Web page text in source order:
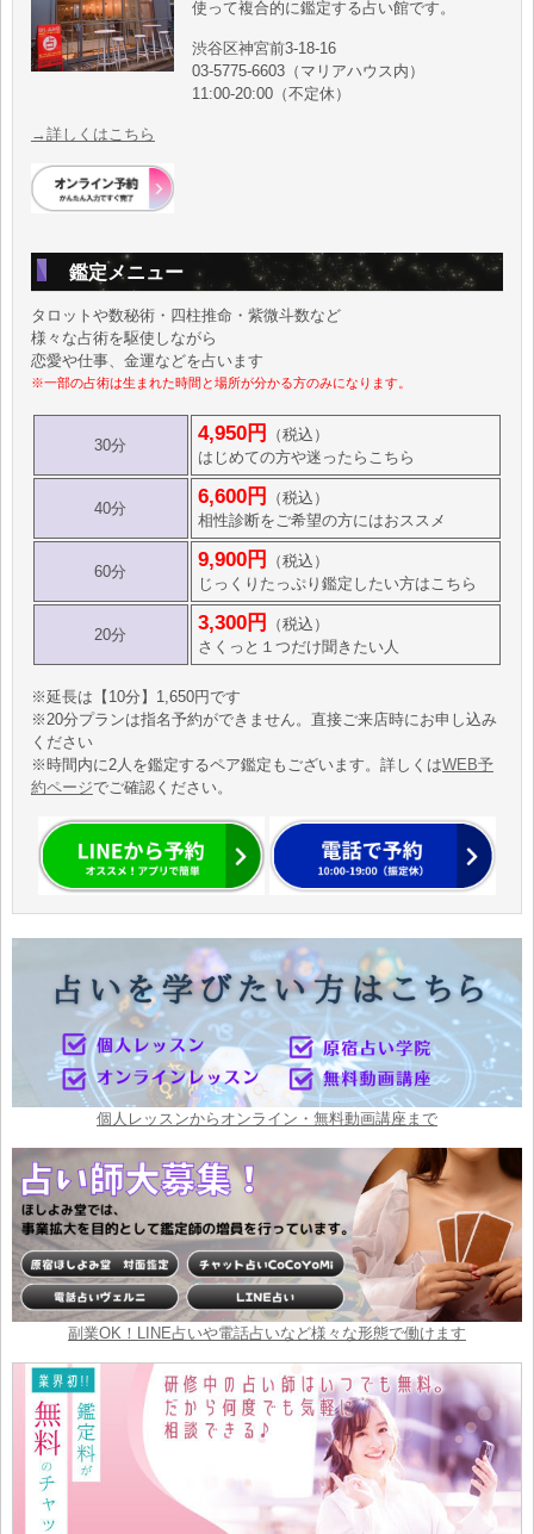
使って複合的に鑑定する占い館です。
渋谷区神宮前3-18-16
03-5775-6603（マリアハウス内）
11:00-20:00（不定休）
→詳しくはこちら
鑑定メニュー
タロットや数秘術・四柱推命・紫微斗数など
様々な占術を駆使しながら
恋愛や仕事、金運などを占います
※一部の占術は生まれた時間と場所が分かる方のみになります。
30分
4,950円
（税込）
はじめての方や迷ったらこちら
40分
6,600円
（税込）
相性診断をご希望の方にはおススメ
60分
9,900円
（税込）
じっくりたっぷり鑑定したい方はこちら
20分
3,300円
（税込）
さくっと１つだけ聞きたい人
※延長は【10分】1,650円です
※20分プランは指名予約ができません。直接ご来店時にお申し込み
ください
※時間内に2人を鑑定するペア鑑定もございます。詳しくはWEB予
約ページでご確認ください。
個人レッスンからオンライン・無料動画講座まで
副業OK！LINE占いや電話占いなど様々な形態で働けます